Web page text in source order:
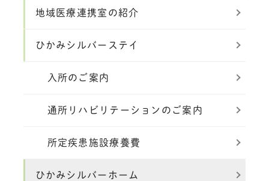
地域医療連携室の紹介
ひかみシルバーステイ
入所のご案内
通所リハビリテーションのご案内
所定疾患施設療養費
ひかみシルバーホーム